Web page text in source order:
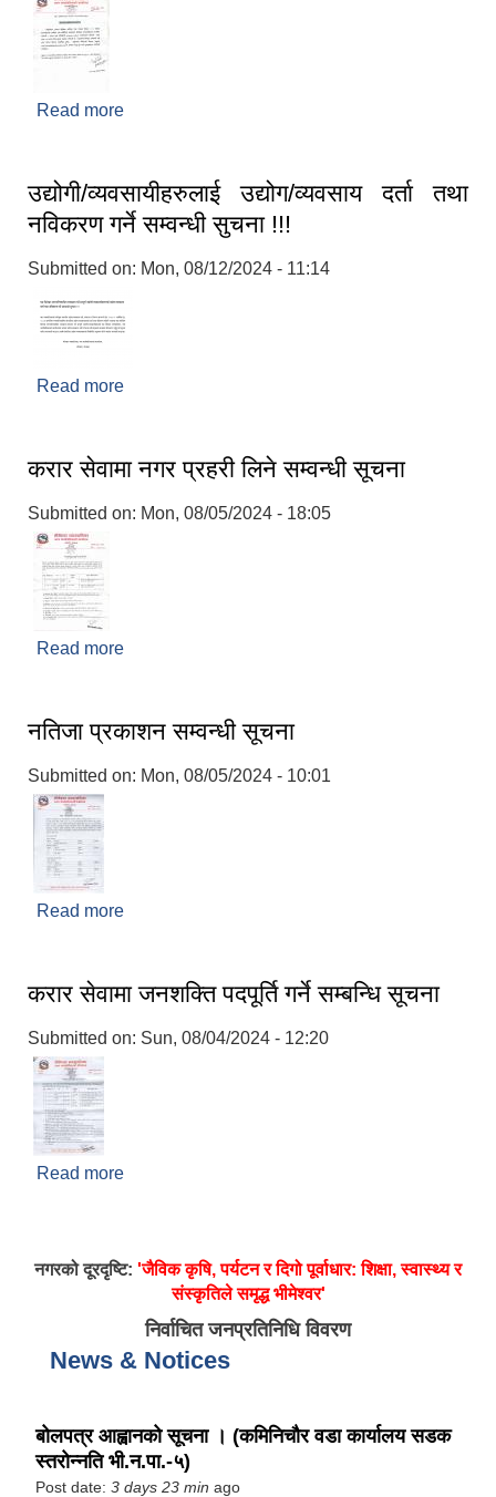
Read more
उद्योगी/व्यवसायीहरुलाई उद्योग/व्यवसाय दर्ता तथा
नविकरण गर्ने सम्वन्धी सुचना !!!
Submitted on: Mon, 08/12/2024 - 11:14
Read more
करार सेवामा नगर प्रहरी लिने सम्वन्धी सूचना
Submitted on: Mon, 08/05/2024 - 18:05
Read more
नतिजा प्रकाशन सम्वन्धी सूचना
Submitted on: Mon, 08/05/2024 - 10:01
Read more
करार सेवामा जनशक्ति पदपूर्ति गर्ने सम्बन्धि सूचना
Submitted on: Sun, 08/04/2024 - 12:20
Read more
नगरको दूरदृष्टि: 'जैविक कृषि, पर्यटन र दिगो पूर्वाधार: शिक्षा, स्वास्थ्य र
संस्कृतिले समृद्ध भीमेश्वर'
निर्वाचित जनप्रतिनिधि विवरण
News & Notices
बोलपत्र आह्वानको सूचना । (कमिनिचौर वडा कार्यालय सडक
स्तरोन्नति भी.न.पा.-५)
Post date: 3 days 23 min ago